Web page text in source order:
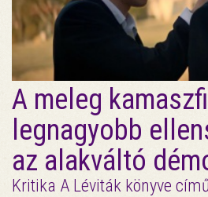
A meleg
legnagyobb
az alakváltó
Kritika A Léviták könyve